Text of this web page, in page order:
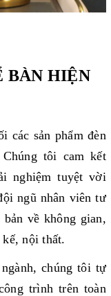
BÀN HIỆN
các sản phẩm đèn
tôi cam kết
nghiệm tuyệt vời
ngũ nhân viên tư
về không gian,
kế, nội thất.
chúng tôi tự
trình trên toàn